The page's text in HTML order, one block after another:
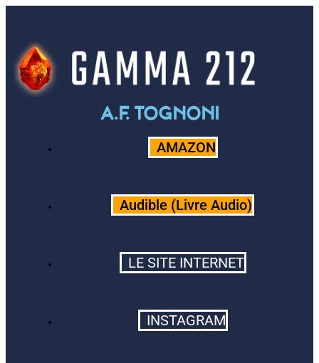
A.F. TOGNONI
AMAZON
Audible (Livre Audio)
LE SITE INTERNET
INSTAGRAM